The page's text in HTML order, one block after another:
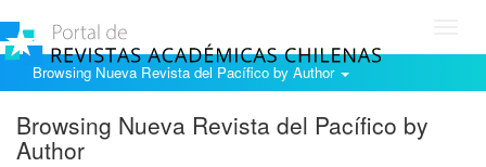
Browsing Nueva Revista del Pacífico by Author
Browsing Nueva Revista del Pacífico by
Author